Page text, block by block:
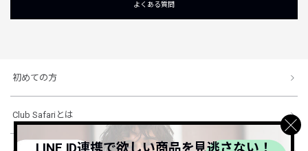
よくある質問
初めての方
Club Safariとは